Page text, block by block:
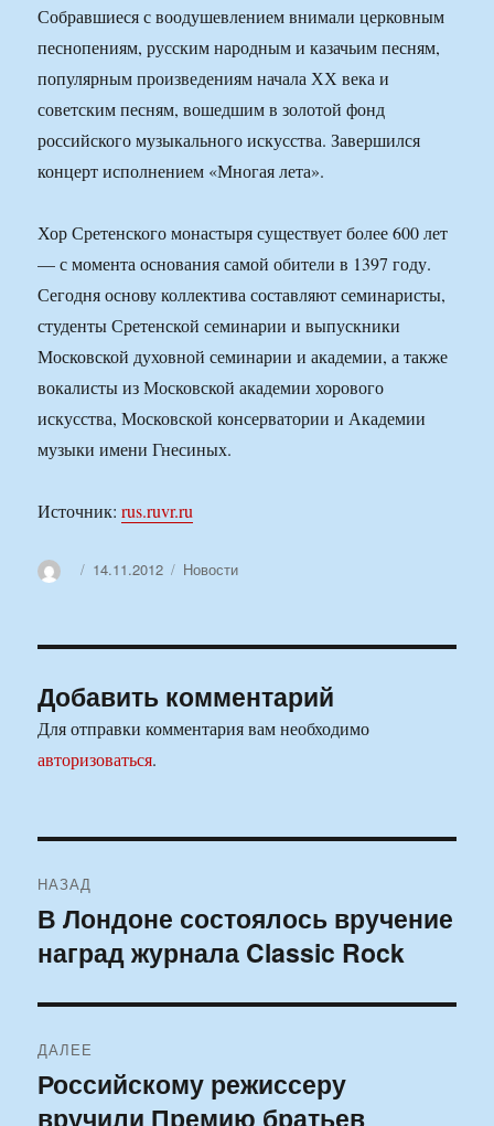
Собравшиеся с воодушевлением внимали церковным
песнопениям, русским народным и казачьим песням,
популярным произведениям начала ХХ века и
советским песням, вошедшим в золотой фонд
российского музыкального искусства. Завершился
концерт исполнением «Многая лета».
Хор Сретенского монастыря существует более 600 лет
— с момента основания самой обители в 1397 году.
Сегодня основу коллектива составляют семинаристы,
студенты Сретенской семинарии и выпускники
Московской духовной семинарии и академии, а также
вокалисты из Московской академии хорового
искусства, Московской консерватории и Академии
музыки имени Гнесиных.
Источник:rus.ruvr.ru
АвторОпубликовано
14.11.2012 Рубрики
Новости
Добавить комментарий
Для отправки комментария вам необходимо
авторизоваться.
по
записям
НАЗАД
Предыдущая
запись:
В Лондоне состоялось вручение
наград журнала Classic Rock
ДАЛЕЕ
Следующая
запись:
Российскому режиссеру
вручили Премию братьев